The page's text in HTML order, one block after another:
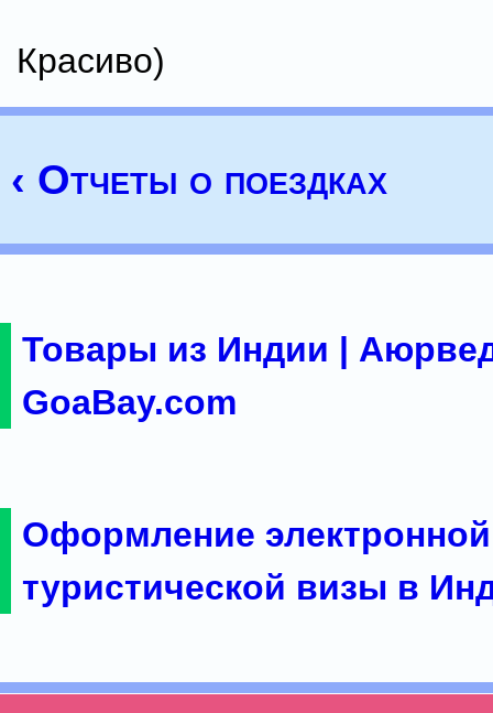
Красиво)
‹ Отчеты о поездках
Товары из Индии |
GoaBay.com
Оформление электронной
туристической визы в